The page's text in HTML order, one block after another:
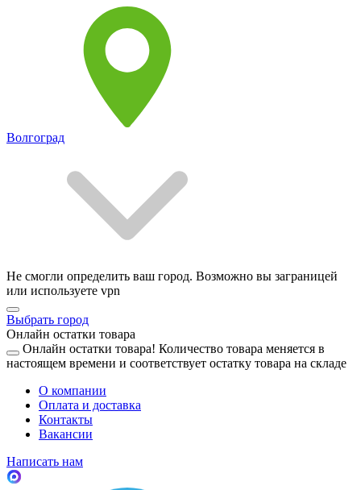
Волгоград
Не смогли определить ваш город. Возможно вы заграницей
или используете vpn
Выбрать город
Онлайн остатки товара
Онлайн остатки товара! Количество товара меняется в
настоящем времени и соответствует остатку товара на складе
О компании
Оплата и доставка
Контакты
Вакансии
Написать нам